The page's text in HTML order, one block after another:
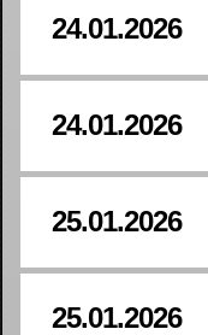
24.01.2026
24.01.2026
25.01.2026
25.01.2026